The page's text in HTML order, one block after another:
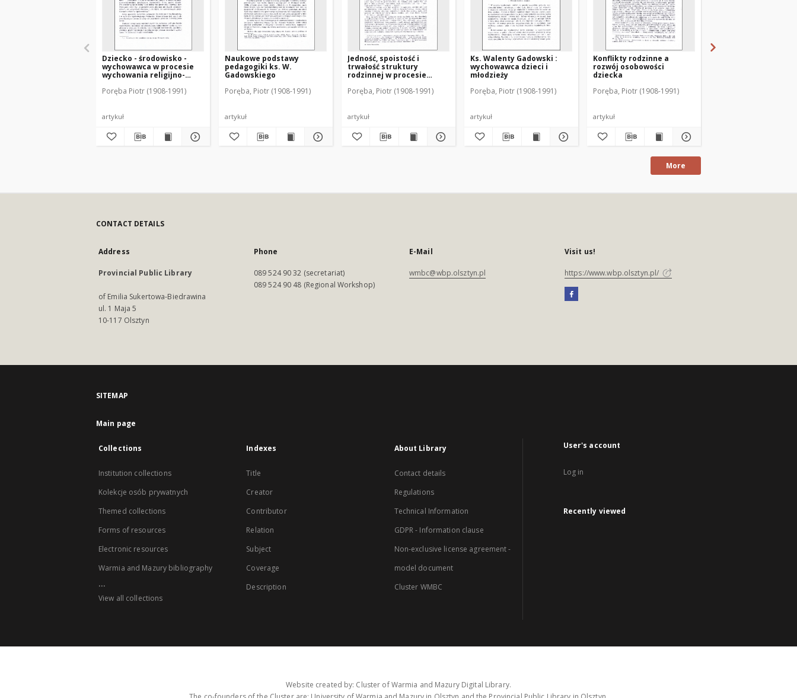
Dziecko - środowisko -
wychowawca w procesie
wychowania religijno-
psychologiczny)
Poręba Piotr (1908-1991)
artykuł
Naukowe podstawy
pedagogiki ks. W.
Gadowskiego
Poręba, Piotr (1908-1991)
artykuł
Jedność, spoistość i
trwałość struktury
rodzinnej w procesie
Poręba, Piotr (1908-1991)
artykuł
Ks. Walenty Gadowski :
wychowawca dzieci i
młodzieży
Poręba, Piotr (1908-1991)
artykuł
Konflikty rodzinne a
rozwój osobowości
dziecka
Poręba, Piotr (1908-1991)
artykuł
More
CONTACT DETAILS
Address
Provincial Public Library
of Emilia Sukertowa-Biedrawina
ul. 1 Maja 5
10-117 Olsztyn
Phone
089 524 90 32 (secretariat)
089 524 90 48 (Regional Workshop)
E-Mail
wmbc@wbp.olsztyn.pl
Visit us!
https://www.wbp.olsztyn.pl/
SITEMAP
Main page
Collections
Institution collections
Kolekcje osób prywatnych
Themed collections
Forms of resources
Electronic resources
Warmia and Mazury bibliography
...
View all collections
Indexes
Title
Creator
Contributor
Relation
Subject
Coverage
Description
About Library
Contact details
Regulations
Technical Information
GDPR - Information clause
Non-exclusive license agreement -
model document
Cluster WMBC
User's account
Log in
Recently viewed
Website created by: Cluster of Warmia and Mazury Digital Library.